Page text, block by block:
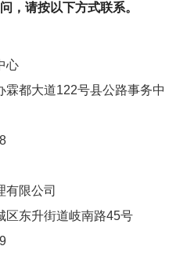
，请按以下方式联系。
心
霖都大道122号县公路事务中
有限公司
区东升街道岐南路45号